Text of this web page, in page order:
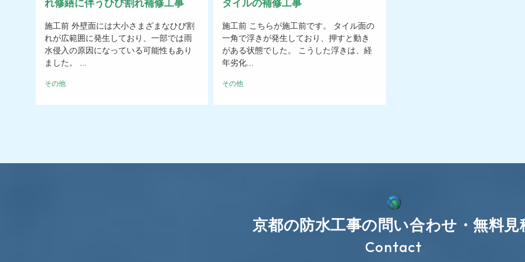
れ修繕に伴うひび割れ補修工事
施工前 外壁面には大小さまざまなひび割
れが広範囲に発生しており、一部では雨
水侵入の原因になっている可能性もあり
ました。 ...
その他
タイルの補修工事
施工前 こちらが施工前です。 タイル面の
一角で浮きが発生しており、押すと動き
がある状態でした。 こうした浮きは、経
年劣化...
その他
Contact
京都の防水工事の問い合わせ・無料見